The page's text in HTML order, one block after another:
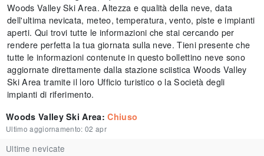
Woods Valley Ski Area. Altezza e qualità della neve, data
dell'ultima nevicata, meteo, temperatura, vento, piste e impianti
aperti. Qui trovi tutte le informazioni che stai cercando per
rendere perfetta la tua giornata sulla neve. Tieni presente che
tutte le informazioni contenute in questo bollettino neve sono
aggiornate direttamente dalla stazione sciistica Woods Valley
Ski Area tramite il loro Ufficio turistico o la Società degli
impianti di riferimento.
Woods Valley Ski Area:Chiuso
Ultimo aggiornamento: 02 apr
Ultime nevicate